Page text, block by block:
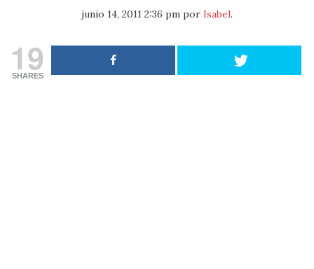
junio 14, 2011 2:36 pm por Isabel.
19
SHARES